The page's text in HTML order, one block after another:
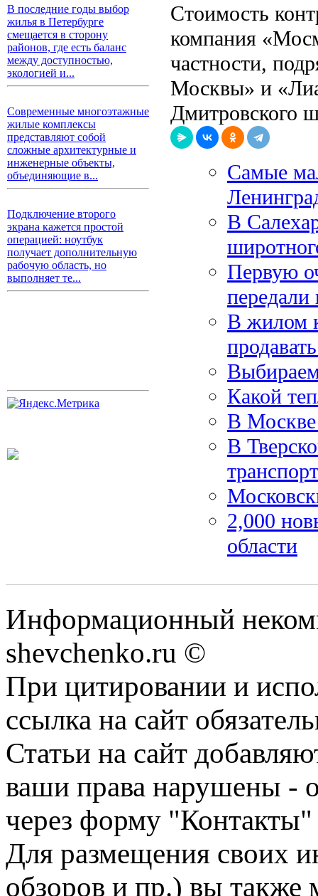
В последние годы выбор
жилья в Петербурге
смещается в сторону
районов, где есть баланс
между доступностью,
экологией и...
Современные многоэтажные
жилые комплексы
представляют собой
сложные архитектурные и
инженерные объекты,
объединяющие в...
Подключение второго
экрана кажется простой
операцией: ноутбук
получает дополнительную
рабочую область, но
выполняет те...
Стоимость
компания
частности,
Москвы» и
Дмитровского
Самые
В
Первую
передали
В жилом
Какой
В Москве
В
транспорт
2,000
области
Информационный
shevchenko.ru ©
При цитировании и
ссылка на сайт
Статьи на сайт
ваши права нарушены -
через форму "Контакты"
Для размещения своих
обзоров и пр.) вы также